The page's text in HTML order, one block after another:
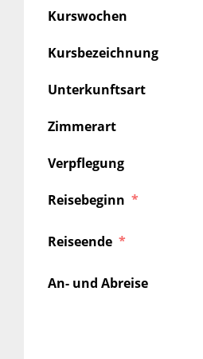
Kurswochen
Kursbezeichnung
Unterkunftsart
Zimmerart
Verpflegung
Reisebeginn
Reiseende
An- und Abreise